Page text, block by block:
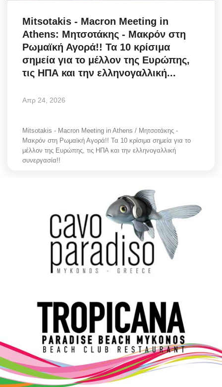
Σεβασμιώτατος Δωρόθεος Β’
Cost Of Living Crisis
Opinion + Analysis
L’Art des Sens
Local Elections 2023
All News
English
Mitsotakis - Macron Meeting in
Athens: Μητσοτάκης - Μακρόν στη
Ρωμαϊκή Αγορά!! Τα 10 κρίσιμα
σημεία για το μέλλον της Ευρώπης,
τις ΗΠΑ και την ελληνογαλλική...
Απρ 24, 2026
Mitsotakis - Macron Meeting in Athens / Μητσοτάκης -
Μακρόν στη Ρωμαϊκή Αγορά!! Τα 10 κρίσιμα σημεία για το
μέλλον της Ευρώπης, τις ΗΠΑ και την ελληνογαλλική
συνεργασία!!